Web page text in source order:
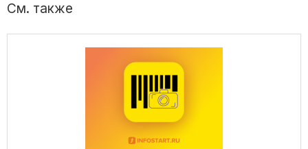
См. также